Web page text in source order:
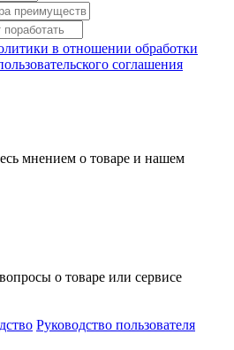
в отношении обработки
соглашения
мнением о товаре и нашем
о товаре или сервисе
Руководство пользователя